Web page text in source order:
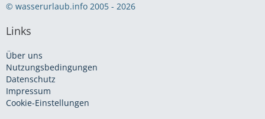
© wasserurlaub.info 2005 - 2026
Links
Über uns
Nutzungsbedingungen
Datenschutz
Impressum
Cookie-Einstellungen